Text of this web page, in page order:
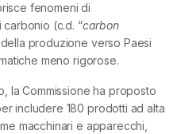
fenomeni di
(c.d. “carbon
produzione verso Paesi
meno rigorose.
la Commissione ha proposto
includere 180 prodotti ad alta
macchinari e apparecchi,